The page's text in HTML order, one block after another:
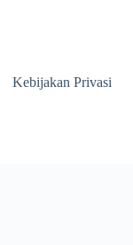
Kebijakan Privasi